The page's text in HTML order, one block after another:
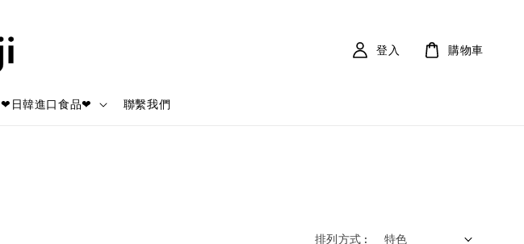
❤日韓進口食品❤ 聯繫我們
登入 購物車
排列方式 :